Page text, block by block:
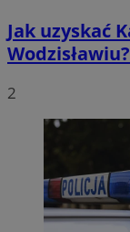
Jak uzyskać
2